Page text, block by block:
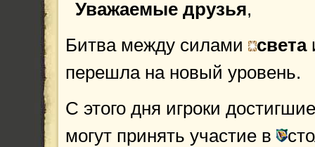
Уважаемые друзья,
Битва между силами
света
перешла на новый уровень.
С этого дня игроки
могут принять участие в